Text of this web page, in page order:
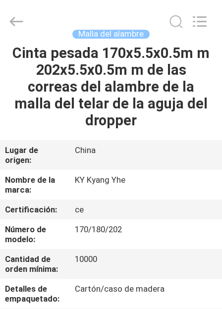
HOGAR
PRODUCTOS
VIAJE
DE
LA
FÁBRICA
CONTROL
DE
Supplier.
Copyright
Changzhou
Reserved.
Malla del alambre
Cinta pesada 170x5.5x0.5m m
202x5.5x0.5m m de las
correas del alambre de la
malla del telar de la aguja del
dropper
Lugar de
origen:
China
Nombre de la
marca:
KY Kyang Yhe
Certificación:
ce
Número de
modelo:
170/180/202
Cantidad de
orden mínima:
10000
Detalles de
empaquetado:
Cartón/caso de madera